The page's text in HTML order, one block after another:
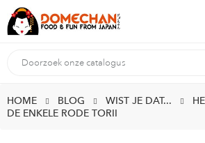
HOME BLOG WIST JE DAT...
DE ENKELE RODE TORII